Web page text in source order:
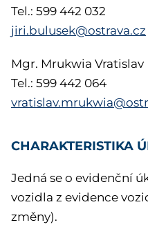
Tel.: 599 442 032
jiri.bulusek@ostrava.cz
Mgr. Mrukwia Vratislav
Tel.: 599 442 064
CHARAKTERISTIKA
Jedná se o evidenční
vozidla z evidence
změny).